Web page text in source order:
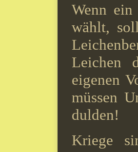
Wenn
wählt,
Leichen
eigenen
müssen
dulden!
Kriege